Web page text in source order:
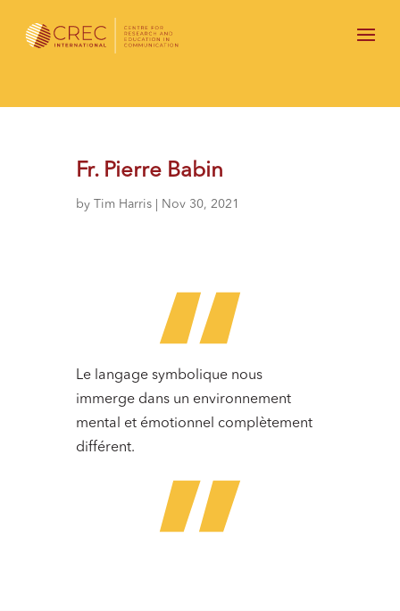
Fr. Pierre Babin
by Tim Harris| Nov 30, 2021
Le langage symbolique nous
immerge dans un environnement
mental et émotionnel complètement
différent.